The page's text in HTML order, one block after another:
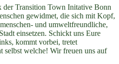
der Transition Town Initative Bonn
gewidmet, die sich mit Kopf,
und umweltfreundliche,
einsetzen. Schickt uns Eure
kommt vorbei, tretet
selbst welche! Wir freuen uns auf